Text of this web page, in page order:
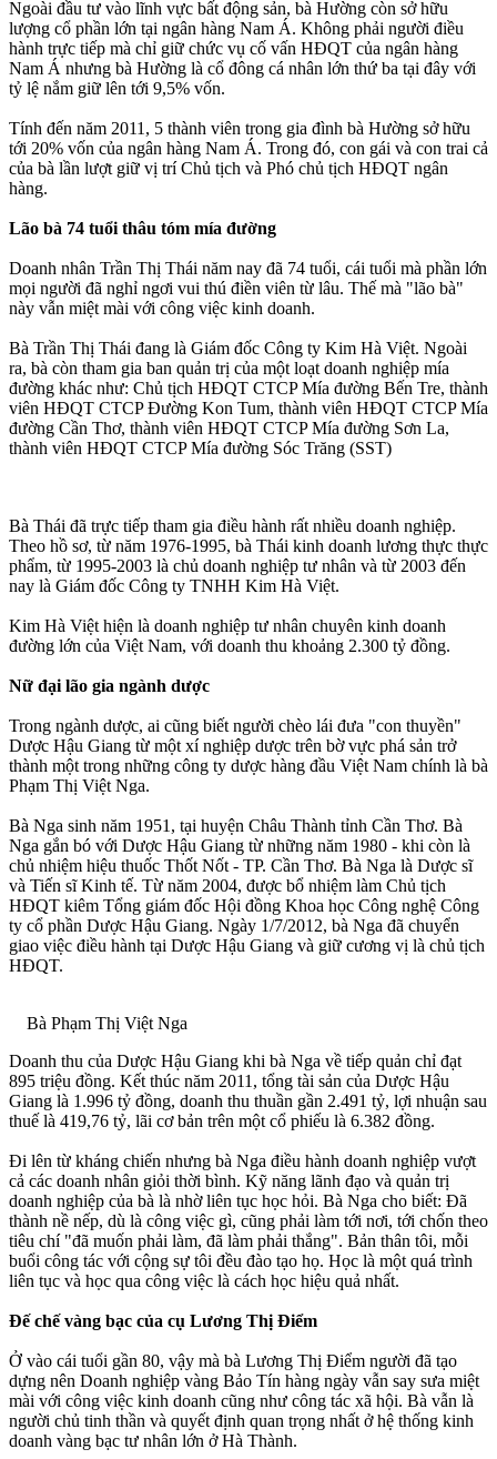
Ngoài đầu tư vào lĩnh vực bất động sản, bà Hường còn sở hữu
lượng cổ phần lớn tại ngân hàng Nam Á. Không phải người điều
hành trực tiếp mà chỉ giữ chức vụ cố vấn HĐQT của ngân hàng
Nam Á nhưng bà Hường là cổ đông cá nhân lớn thứ ba tại đây với
tỷ lệ nắm giữ lên tới 9,5% vốn.
Tính đến năm 2011, 5 thành viên trong gia đình bà Hường sở hữu
tới 20% vốn của ngân hàng Nam Á. Trong đó, con gái và con trai cả
của bà lần lượt giữ vị trí Chủ tịch và Phó chủ tịch HĐQT ngân
hàng.
Lão bà 74 tuổi thâu tóm mía đường
Doanh nhân Trần Thị Thái năm nay đã 74 tuổi, cái tuổi mà phần lớn
mọi người đã nghỉ ngơi vui thú điền viên từ lâu. Thế mà "lão bà"
này vẫn miệt mài với công việc kinh doanh.
Bà Trần Thị Thái đang là Giám đốc Công ty Kim Hà Việt. Ngoài
ra, bà còn tham gia ban quản trị của một loạt doanh nghiệp mía
đường khác như: Chủ tịch HĐQT CTCP Mía đường Bến Tre, thành
viên HĐQT CTCP Đường Kon Tum, thành viên HĐQT CTCP Mía
đường Cần Thơ, thành viên HĐQT CTCP Mía đường Sơn La,
thành viên HĐQT CTCP Mía đường Sóc Trăng (SST)
Bà Thái đã trực tiếp tham gia điều hành rất nhiều doanh nghiệp.
Theo hồ sơ, từ năm 1976-1995, bà Thái kinh doanh lương thực thực
phẩm, từ 1995-2003 là chủ doanh nghiệp tư nhân và từ 2003 đến
nay là Giám đốc Công ty TNHH Kim Hà Việt.
Kim Hà Việt hiện là doanh nghiệp tư nhân chuyên kinh doanh
đường lớn của Việt Nam, với doanh thu khoảng 2.300 tỷ đồng.
Nữ đại lão gia ngành dược
Trong ngành dược, ai cũng biết người chèo lái đưa "con thuyền"
Dược Hậu Giang từ một xí nghiệp dược trên bờ vực phá sản trở
thành một trong những công ty dược hàng đầu Việt Nam chính là bà
Phạm Thị Việt Nga.
Bà Nga sinh năm 1951, tại huyện Châu Thành tỉnh Cần Thơ. Bà
Nga gắn bó với Dược Hậu Giang từ những năm 1980 - khi còn là
chủ nhiệm hiệu thuốc Thốt Nốt - TP. Cần Thơ. Bà Nga là Dược sĩ
và Tiến sĩ Kinh tế. Từ năm 2004, được bổ nhiệm làm Chủ tịch
HĐQT kiêm Tổng giám đốc Hội đồng Khoa học Công nghệ Công
ty cổ phần Dược Hậu Giang. Ngày 1/7/2012, bà Nga đã chuyển
giao việc điều hành tại Dược Hậu Giang và giữ cương vị là chủ tịch
HĐQT.
Bà Phạm Thị Việt Nga
Doanh thu của Dược Hậu Giang khi bà Nga về tiếp quản chỉ đạt
895 triệu đồng. Kết thúc năm 2011, tổng tài sản của Dược Hậu
Giang là 1.996 tỷ đồng, doanh thu thuần gần 2.491 tỷ, lợi nhuận sau
thuế là 419,76 tỷ, lãi cơ bản trên một cổ phiếu là 6.382 đồng.
Đi lên từ kháng chiến nhưng bà Nga điều hành doanh nghiệp vượt
cả các doanh nhân giỏi thời bình. Kỹ năng lãnh đạo và quản trị
doanh nghiệp của bà là nhờ liên tục học hỏi. Bà Nga cho biết: Đã
thành nề nếp, dù là công việc gì, cũng phải làm tới nơi, tới chốn theo
tiêu chí "đã muốn phải làm, đã làm phải thắng". Bản thân tôi, mỗi
buổi công tác với cộng sự tôi đều đào tạo họ. Học là một quá trình
liên tục và học qua công việc là cách học hiệu quả nhất.
Đế chế vàng bạc của cụ Lương Thị Điểm
Ở vào cái tuổi gần 80, vậy mà bà Lương Thị Điểm người đã tạo
dựng nên Doanh nghiệp vàng Bảo Tín hàng ngày vẫn say sưa miệt
mài với công việc kinh doanh cũng như công tác xã hội. Bà vẫn là
người chủ tinh thần và quyết định quan trọng nhất ở hệ thống kinh
doanh vàng bạc tư nhân lớn ở Hà Thành.